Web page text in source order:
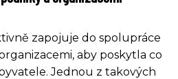
zapojuje do spolupráce
aby poskytla co
Jednou z takových